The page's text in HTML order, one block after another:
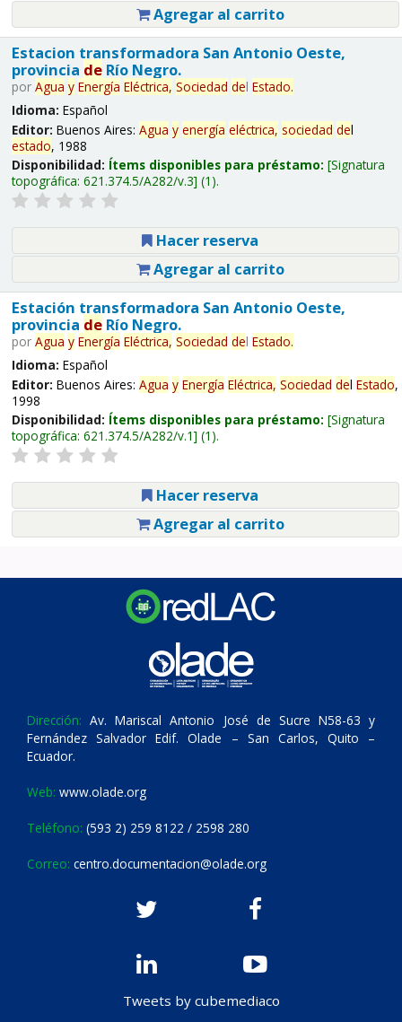
Agregar al carrito
Estacion transformadora San Antonio Oeste,
provincia deRío Negro.
por Agua y Energía Eléctrica, Sociedad del Estado.
Idioma: Español
Editor: Buenos Aires: Agua y energía eléctrica, sociedad del
estado, 1988
Disponibilidad: Ítems disponibles para préstamo: Signatura
topográfica: 621.374.5/A282/v.3 (1).
Hacer reserva
Agregar al carrito
Estación transformadora San Antonio Oeste,
provincia deRío Negro.
por Agua y Energía Eléctrica, Sociedad del Estado.
Idioma: Español
Editor: Buenos Aires: Agua y Energía Eléctrica, Sociedad del Estado,
1998
Disponibilidad: Ítems disponibles para préstamo: Signatura
topográfica: 621.374.5/A282/v.1 (1).
Hacer reserva
Agregar al carrito
Dirección: Av. Mariscal Antonio José de Sucre N58-63 y
Fernández Salvador Edif. Olade – San Carlos, Quito –
Ecuador.
Web: www.olade.org
Teléfono: (593 2) 259 8122 / 2598 280
Correo: centro.documentacion@olade.org
Tweets by cubemediaco